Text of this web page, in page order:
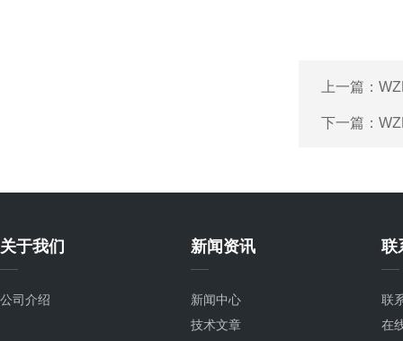
上一篇：
下一篇：
关于我们
公司介绍
新闻资讯
新闻中心
技术文章
联
联
在